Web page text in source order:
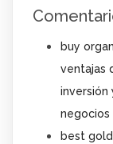
buy
ventajas
inversión
negocios
best